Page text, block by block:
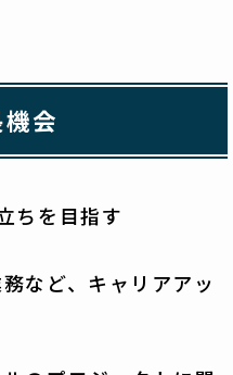
会
ちを目指す
など、キャリアアッ